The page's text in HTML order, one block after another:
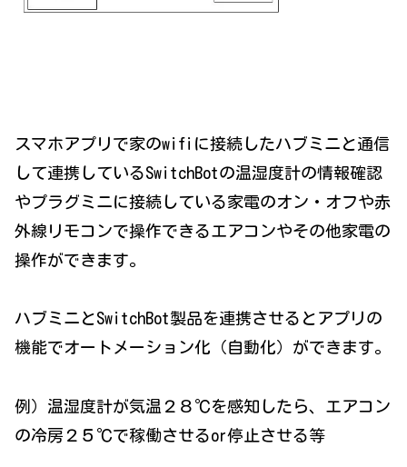
スマホアプリで家のwifiに接続したハブミニと通信
して連携しているSwitchBotの温湿度計の情報確認
やプラグミニに接続している家電のオン・オフや赤
外線リモコンで操作できるエアコンやその他家電の
操作ができます。
ハブミニとSwitchBot製品を連携させるとアプリの
機能でオートメーション化（自動化）ができます。
例）温湿度計が気温２８℃を感知したら、エアコン
の冷房２５℃で稼働させるor停止させる等